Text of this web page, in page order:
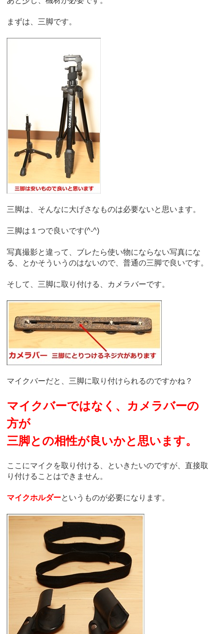
まずは、三脚です。
三脚は、そんなに大げさなものは必要ないと思います。
三脚は１つで良いです(^-^)
写真撮影と違って、ブレたら使い物にならない写真にな
る、とかそういうのはないので、普通の三脚で良いです。
そして、三脚に取り付ける、カメラバーです。
マイクバーだと、三脚に取り付けられるのですかね？
マイクバーではなく、カメラバーの
方が
三脚との相性が良いかと思います。
ここにマイクを取り付ける、といきたいのですが、直接取
り付けることはできません。
マイクホルダーというものが必要になります。